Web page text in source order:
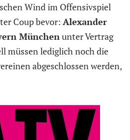
Wind im Offensivspiel
Coup bevor: Alexander
München unter Vertrag
müssen lediglich noch die
abgeschlossen werden,